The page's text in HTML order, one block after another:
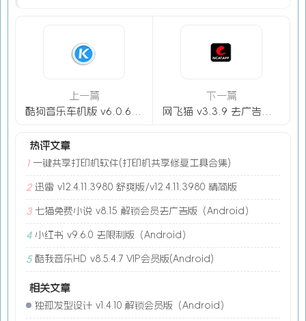
上一篇
下一篇
热评文章
1 一键共享打印机软件(打印机共享修复工具合集)
2 迅雷 v12.4.11.3980 舒爽版/v12.4.11.3980 精简版
3 七猫免费小说 v8.15 解锁会员去广告版（Android）
4 小红书 v9.6.0 去限制版（Android）
5 酷我音乐HD v8.5.4.7 VIP会员版(Android)
相关文章
独孤发型设计 v1.4.10 解锁会员版（Android）